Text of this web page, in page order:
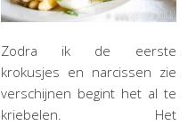
Zodra ik de eerste
krokusjes en narcissen zie
verschijnen begint het al te
kriebelen. Het